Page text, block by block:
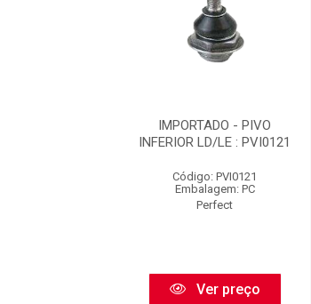
IMPORTADO - PIVO
INFERIOR LD/LE : PVI0121
Código: PVI0121
Embalagem: PC
Perfect
Ver preço